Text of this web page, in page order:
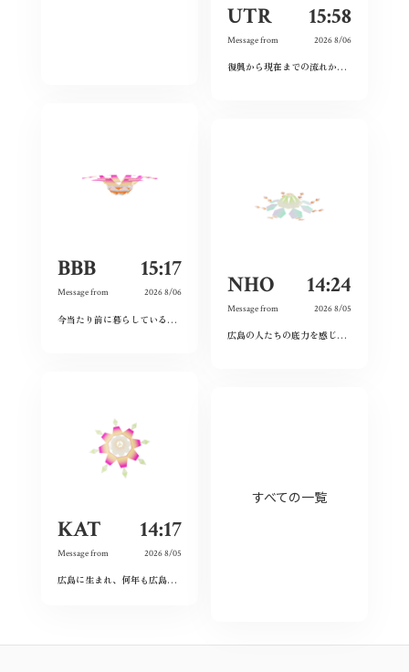
UTR 15:58
Message from 2026 8/06
復興から現在までの流れから、広島という場所の力強さを感じた。
BBB 15:17
Message from 2026 8/06
今当たり前に暮らしている日々が特別なものに感じた。暗い気持ちになることなく、とても前向きにこれからの未来を精一杯生きて作りたいと感じました。
NHO 14:24
Message from 2026 8/05
広島の人たちの底力を感じた。今私たちはそれを受け継ぐことができているのだろうか。平和とは何か、問い続けたい。
KAT 14:17
Message from 2026 8/05
広島に生まれ、何年も広島を離れて過ごしたけれど、なぜか、常に広島に対する想いは持ち続けていた。
すべての一覧